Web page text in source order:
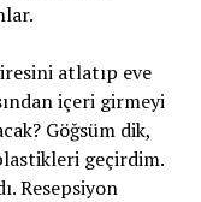
atlatıp eve
içeri girmeyi
Göğsüm dik,
geçirdim.
Resepsiyon